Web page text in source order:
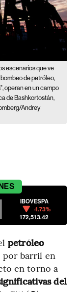
escenarios que ve
de petróleo,
operan en un campo
de Bashkortostán,
Andrey
IBOVESPA
-1.73%
172,513.42
petróleo
por barril en
en torno a
del